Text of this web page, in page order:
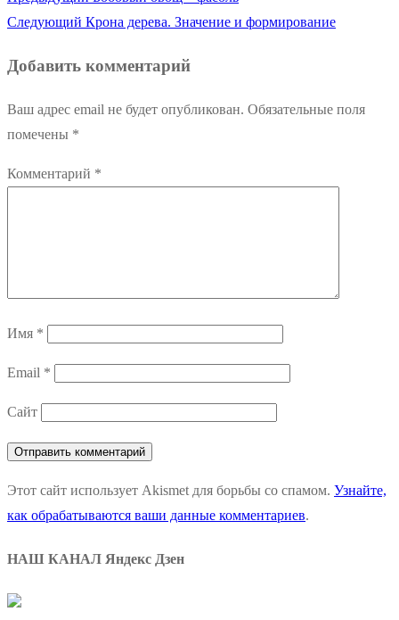
записям
запись:
Следующий Следующая
Крона дерева. Значение и формирование
Добавить комментарий
Ваш адрес email не будет опубликован. Обязательные поля
помечены *
Комментарий *
Имя *
Email *
Сайт
Этот сайт использует Akismet для борьбы со спамом. Узнайте,
как обрабатываются ваши данные комментариев.
НАШ КАНАЛ Яндекс Дзен